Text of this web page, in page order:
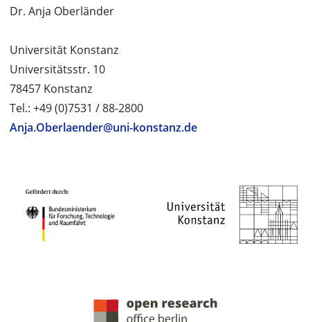
Dr. Anja Oberländer
Universität Konstanz
Universitätsstr. 10
78457 Konstanz
Tel.: +49 (0)7531 / 88-2800
Anja.Oberlaender@uni-konstanz.de